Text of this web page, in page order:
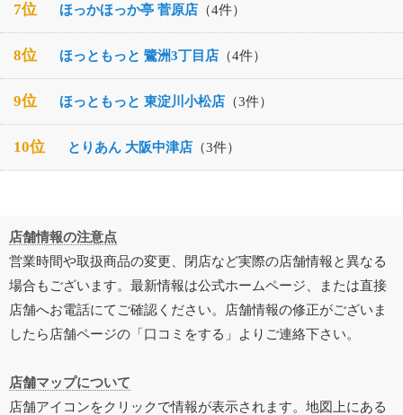
7位 ほっかほっか亭 菅原店 （4件）
8位 ほっともっと 鷺洲3丁目店 （4件）
9位 ほっともっと 東淀川小松店 （3件）
10位 とりあん 大阪中津店 （3件）
店舗情報の注意点
営業時間や取扱商品の変更、閉店など実際の店舗情報と異なる
場合もございます。最新情報は公式ホームページ、または直接
店舗へお電話にてご確認ください。店舗情報の修正がございま
したら店舗ページの「口コミをする」よりご連絡下さい。
店舗マップについて
店舗アイコンをクリックで情報が表示されます。地図上にある